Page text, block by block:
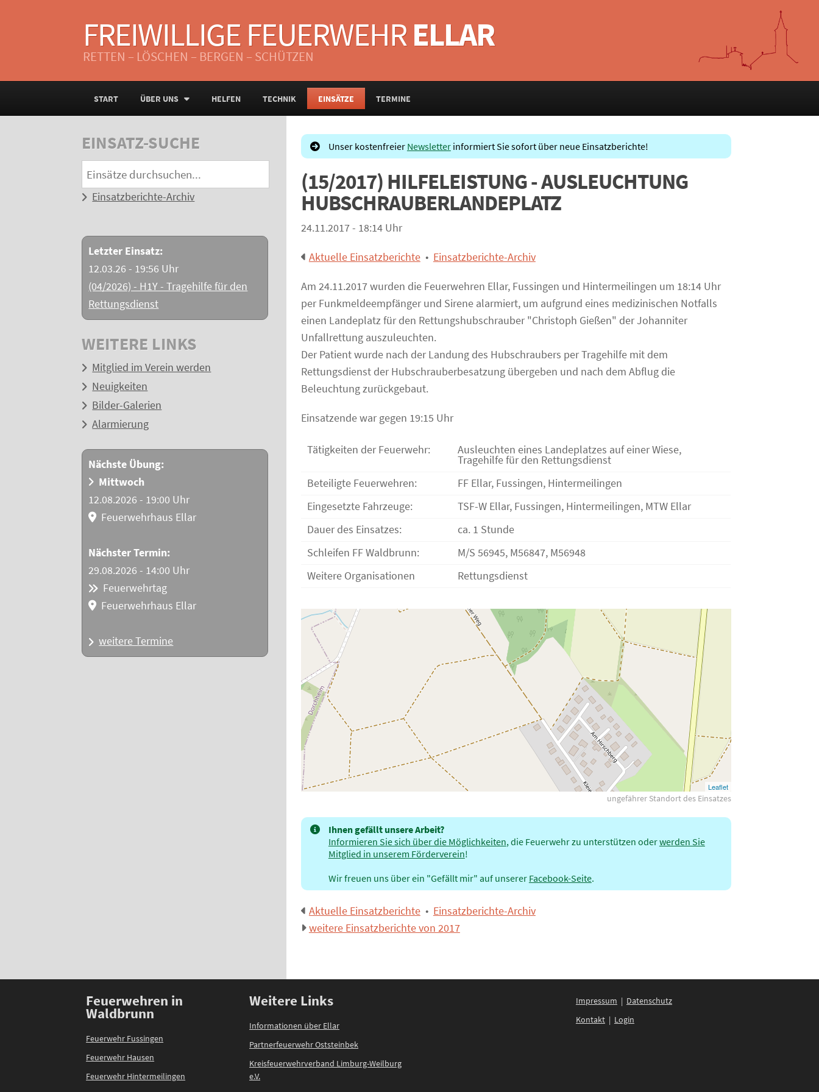
FREIWILLIGE FEUERWEHRELLAR
RETTEN – LÖSCHEN – BERGEN – SCHÜTZEN
START ÜBER UNS HELFEN TECHNIK EINSÄTZE TERMINE
EINSATZ-SUCHE
Einsatzberichte-Archiv
Letzter Einsatz:
12.03.26 - 19:56 Uhr
(04/2026) - H1Y - Tragehilfe für den
Rettungsdienst
WEITERE LINKS
Mitglied im Verein werden
Neuigkeiten
Bilder-Galerien
Alarmierung
Nächste Übung:
Mittwoch
12.08.2026 - 19:00 Uhr
Feuerwehrhaus Ellar
Nächster Termin:
29.08.2026 - 14:00 Uhr
Feuerwehrtag
Feuerwehrhaus Ellar
weitere Termine
Unser kostenfreier Newsletterinformiert Sie sofort über neue Einsatzberichte!
(15/2017) HILFELEISTUNG - AUSLEUCHTUNG
HUBSCHRAUBERLANDEPLATZ
24.11.2017 - 18:14 Uhr
Aktuelle Einsatzberichte• Einsatzberichte-Archiv
Am 24.11.2017 wurden die Feuerwehren Ellar, Fussingen und Hintermeilingen um 18:14 Uhr
per Funkmeldeempfänger und Sirene alarmiert, um aufgrund eines medizinischen Notfalls
einen Landeplatz für den Rettungshubschrauber "Christoph Gießen" der Johanniter
Unfallrettung auszuleuchten.
Der Patient wurde nach der Landung des Hubschraubers per Tragehilfe mit dem
Rettungsdienst der Hubschrauberbesatzung übergeben und nach dem Abflug die
Beleuchtung zurückgebaut.
Einsatzende war gegen 19:15 Uhr
Tätigkeiten der Feuerwehr: Ausleuchten eines Landeplatzes auf einer Wiese,
Tragehilfe für den Rettungsdienst
Beteiligte Feuerwehren:
FF Ellar, Fussingen, Hintermeilingen
Eingesetzte Fahrzeuge:
TSF-W Ellar, Fussingen, Hintermeilingen, MTW Ellar
Dauer des Einsatzes:
ca. 1 Stunde
Schleifen FF Waldbrunn:
M/S 56945, M56847, M56948
Weitere Organisationen
Rettungsdienst
Leaflet
ungefährer Standort des Einsatzes
Ihnen gefällt unsere Arbeit?
Informieren Sie sich über die Möglichkeiten, die Feuerwehr zu unterstützen oderwerden Sie
Mitglied in unserem Förderverein!
Wir freuen uns über ein "Gefällt mir" auf unserer Facebook-Seite.
Aktuelle Einsatzberichte• Einsatzberichte-Archiv
weitere Einsatzberichte von 2017
Feuerwehren in
Waldbrunn
Feuerwehr Fussingen
Feuerwehr Hausen
Feuerwehr Hintermeilingen
Weitere Links
Informationen über Ellar
Partnerfeuerwehr Oststeinbek
Kreisfeuerwehrverband Limburg-Weilburg
e.V.
Impressum | Datenschutz
Kontakt| Login